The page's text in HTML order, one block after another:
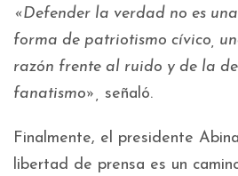
«Defender la verdad no es
forma de patriotismo cívico,
razón frente al ruido y de la
fanatismo»,
señaló.
Finalmente, el presidente
libertad de prensa es un